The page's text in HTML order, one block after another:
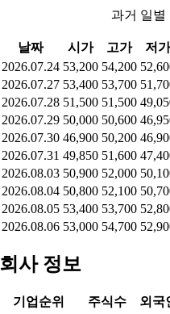
과거 일별
날짜 시가 고가 저가
2026.07.24 53,200 54,200
2026.07.27 53,400 53,700
2026.07.28 51,500 51,500
2026.07.29 50,000 50,600
2026.07.30 46,900 50,200
2026.07.31 49,850 51,600
2026.08.03 50,900 52,000
2026.08.04 50,800 52,100
2026.08.05 53,400 53,700
2026.08.06 53,000 54,700
회사 정보
기업순위 주식수 외국